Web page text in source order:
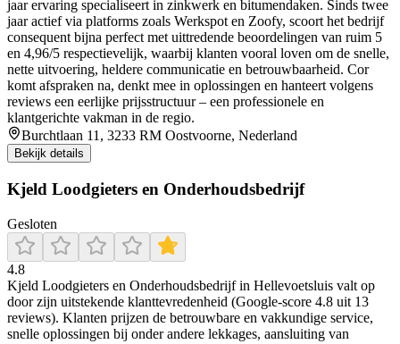
jaar ervaring specialiseert in zinkwerk en bitumendaken. Sinds twee
jaar actief via platforms zoals Werkspot en Zoofy, scoort het bedrijf
consequent bijna perfect met uittredende beoordelingen van ruim 5
en 4,96/5 respectievelijk, waarbij klanten vooral loven om de snelle,
nette uitvoering, heldere communicatie en betrouwbaarheid. Cor
komt afspraken na, denkt mee in oplossingen en hanteert volgens
reviews een eerlijke prijsstructuur – een professionele en
klantgerichte vakman in de regio.
Burchtlaan 11, 3233 RM Oostvoorne, Nederland
Bekijk details
Kjeld Loodgieters en Onderhoudsbedrijf
Gesloten
4.8
Kjeld Loodgieters en Onderhoudsbedrijf in Hellevoetsluis valt op
door zijn uitstekende klanttevredenheid (Google-score 4.8 uit 13
reviews). Klanten prijzen de betrouwbare en vakkundige service,
snelle oplossingen bij onder andere lekkages, aansluiting van